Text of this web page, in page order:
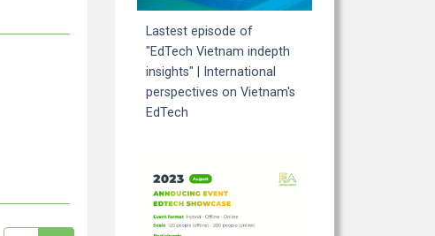
Lastest episode of
"EdTech Vietnam indepth
insights" | International
perspectives on Vietnam's
EdTech